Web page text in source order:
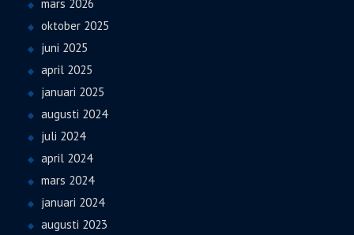
mars 2026
oktober 2025
juni 2025
april 2025
januari 2025
augusti 2024
juli 2024
april 2024
mars 2024
januari 2024
augusti 2023